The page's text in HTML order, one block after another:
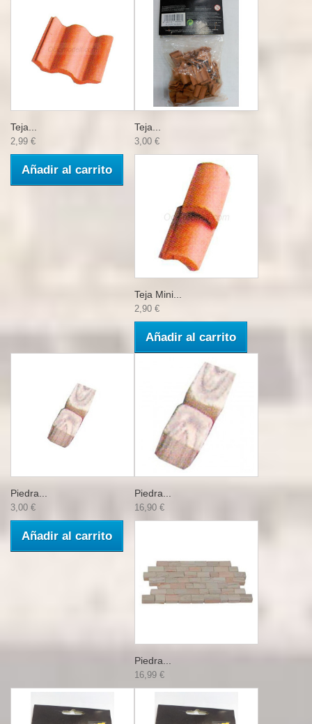
Teja...
2,99 €
Añadir al carrito
Teja...
3,00 €
Teja Mini...
2,90 €
Añadir al carrito
Piedra...
3,00 €
Añadir al carrito
Piedra...
16,90 €
Piedra...
16,99 €